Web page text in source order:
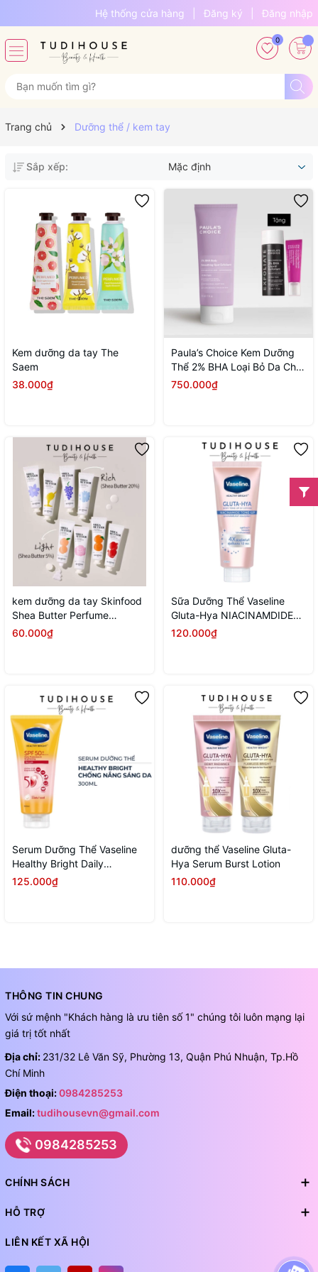
Hệ thống cửa hàng Đăng ký Đăng nhập
0
Trang chủ Dưỡng thể / kem tay
Sắp xếp: Mặc định
Kem dưỡng da tay The
Saem
38.000₫
Paula’s Choice Kem Dưỡng
Thể 2% BHA Loại Bỏ Da Chết
210ml
750.000₫
kem dưỡng da tay Skinfood
Shea Butter Perfume
Handcream 30ml
60.000₫
Sữa Dưỡng Thể Vaseline
Gluta-Hya NIACINAMDIDE
TONE UP 300ML
120.000₫
Serum Dưỡng Thể Vaseline
Healthy Bright Daily
Protection & Brightening
125.000₫
dưỡng thể Vaseline Gluta-
Hya Serum Burst Lotion
110.000₫
THÔNG TIN CHUNG
Với sứ mệnh "Khách hàng là ưu tiên số 1" chúng tôi luôn mạng lại
giá trị tốt nhất
Địa chỉ: 231/32 Lê Văn Sỹ, Phường 13, Quận Phú Nhuận, Tp.Hồ
Chí Minh
Điện thoại:0984285253
Email:tudihousevn@gmail.com
0984285253
CHÍNH SÁCH
HỖ TRỢ
LIÊN KẾT XÃ HỘI